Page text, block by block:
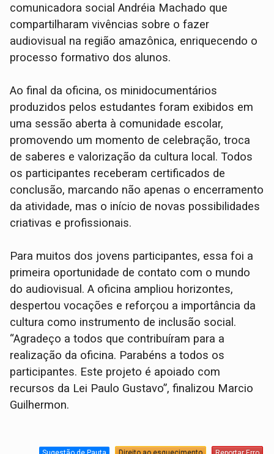
comunicadora social Andréia Machado que
compartilharam vivências sobre o fazer
audiovisual na região amazônica, enriquecendo o
processo formativo dos alunos.
Ao final da oficina, os minidocumentários
produzidos pelos estudantes foram exibidos em
uma sessão aberta à comunidade escolar,
promovendo um momento de celebração, troca
de saberes e valorização da cultura local. Todos
os participantes receberam certificados de
conclusão, marcando não apenas o encerramento
da atividade, mas o início de novas possibilidades
criativas e profissionais.
Para muitos dos jovens participantes, essa foi a
primeira oportunidade de contato com o mundo
do audiovisual. A oficina ampliou horizontes,
despertou vocações e reforçou a importância da
cultura como instrumento de inclusão social.
“Agradeço a todos que contribuíram para a
realização da oficina. Parabéns a todos os
participantes. Este projeto é apoiado com
recursos da Lei Paulo Gustavo”, finalizou Marcio
Guilhermon.